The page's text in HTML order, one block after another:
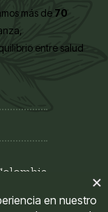
más de 70
entre salud